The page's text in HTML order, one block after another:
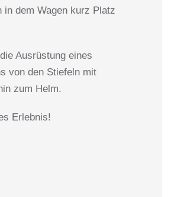
in dem Wagen kurz Platz
Ausrüstung eines
von den Stiefeln mit
zum Helm.
Erlebnis!